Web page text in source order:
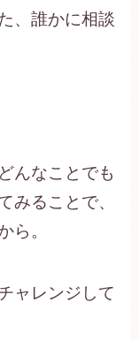
、誰かに相談
んなことでも
みることで、
ら。
ャレンジして